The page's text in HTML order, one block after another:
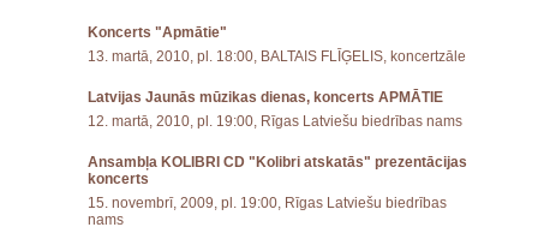
Koncerts "Apmātie"
13. martā, 2010, pl. 18:00, BALTAIS FLĪĢELIS, koncertzāle
Latvijas Jaunās mūzikas dienas, koncerts APMĀTIE
12. martā, 2010, pl. 19:00, Rīgas Latviešu biedrības nams
Ansambļa KOLIBRI CD "Kolibri atskatās" prezentācijas
koncerts
15. novembrī, 2009, pl. 19:00, Rīgas Latviešu biedrības
nams